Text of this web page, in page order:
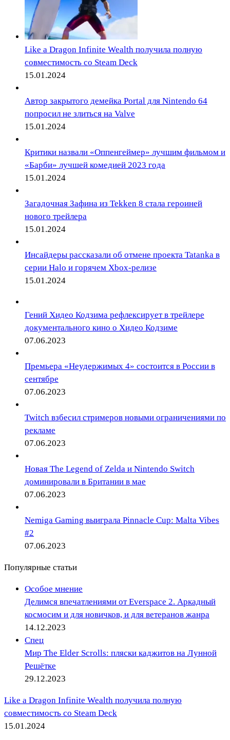
Like a Dragon Infinite Wealth получила полную
совместимость со Steam Deck
15.01.2024
Автор закрытого демейка Portal для Nintendo 64
попросил не злиться на Valve
15.01.2024
Критики назвали «Оппенгеймер» лучшим фильмом и
«Барби» лучшей комедией 2023 года
15.01.2024
Загадочная Зафина из Tekken 8 стала героиней
нового трейлера
15.01.2024
Инсайдеры рассказали об отмене проекта Tatanka в
серии Halo и горячем Xbox-релизе
15.01.2024
Гений Хидео Кодзима рефлексирует в трейлере
документального кино о Хидео Кодзиме
07.06.2023
Премьера «Неудержимых 4» состоится в России в
сентябре
07.06.2023
Twitch взбесил стримеров новыми ограничениями по
рекламе
07.06.2023
Новая The Legend of Zelda и Nintendo Switch
доминировали в Британии в мае
07.06.2023
Nemiga Gaming выиграла Pinnacle Cup: Malta Vibes
#2
07.06.2023
Популярные статьи
Особое мнение
Делимся впечатлениями от Everspace 2. Аркадный
космосим и для новичков, и для ветеранов жанра
14.12.2023
Спец
Мир The Elder Scrolls: пляски каджитов на Лунной
Решётке
29.12.2023
Like a Dragon Infinite Wealth получила полную
совместимость со Steam Deck
15.01.2024